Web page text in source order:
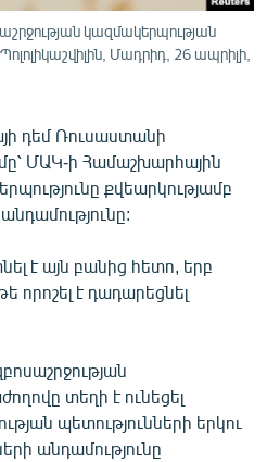
կազմակերպության
Մադրիդ, 26 ապրիլի,
դեմ Ռուսաստանի
ՄԱԿ-ի Համաշխարհային
քվեարկությամբ
է այն բանից հետո, երբ
որոշել է դադարեցնել
տեղի է ունեցել
պետությունների երկու
անդամությունը